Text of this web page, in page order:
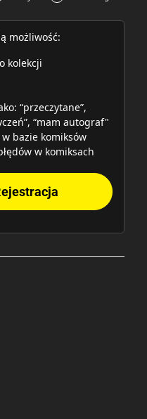
możliwość:
kolekcji
“przeczytane”,
“mam autograf"
bazie komiksów
w komiksach